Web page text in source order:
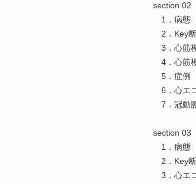
section 02
1．病態
2．Key断
3．心筋梗
4．心筋梗
5．症例
6．心エコー
7．冠動脈
section 03
1．病態
2．Key断
3．心エコー